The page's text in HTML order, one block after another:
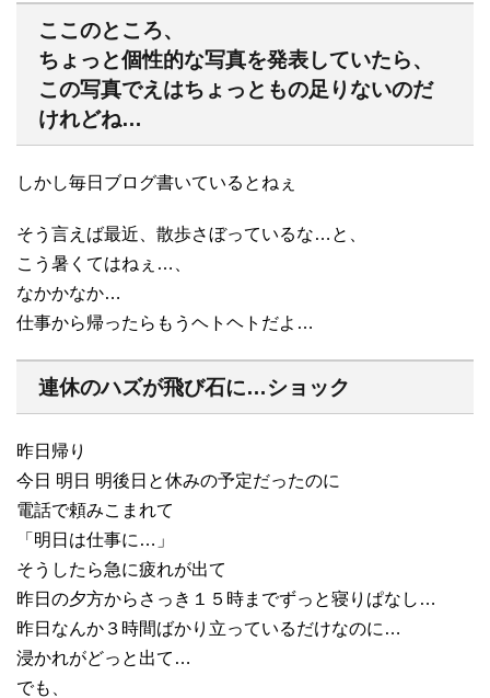
ここのところ、
ちょっと個性的な写真を発表していたら、
この写真でえはちょっともの足りないのだ
けれどね…
しかし毎日ブログ書いているとねぇ
そう言えば最近、散歩さぼっているな…と、
こう暑くてはねぇ…、
なかかなか…
仕事から帰ったらもうヘトヘトだよ…
連休のハズが飛び石に…ショック
昨日帰り
今日 明日 明後日と休みの予定だったのに
電話で頼みこまれて
「明日は仕事に…」
そうしたら急に疲れが出て
昨日の夕方からさっき１５時までずっと寝りぱなし…
昨日なんか３時間ばかり立っているだけなのに…
浸かれがどっと出て…
でも、